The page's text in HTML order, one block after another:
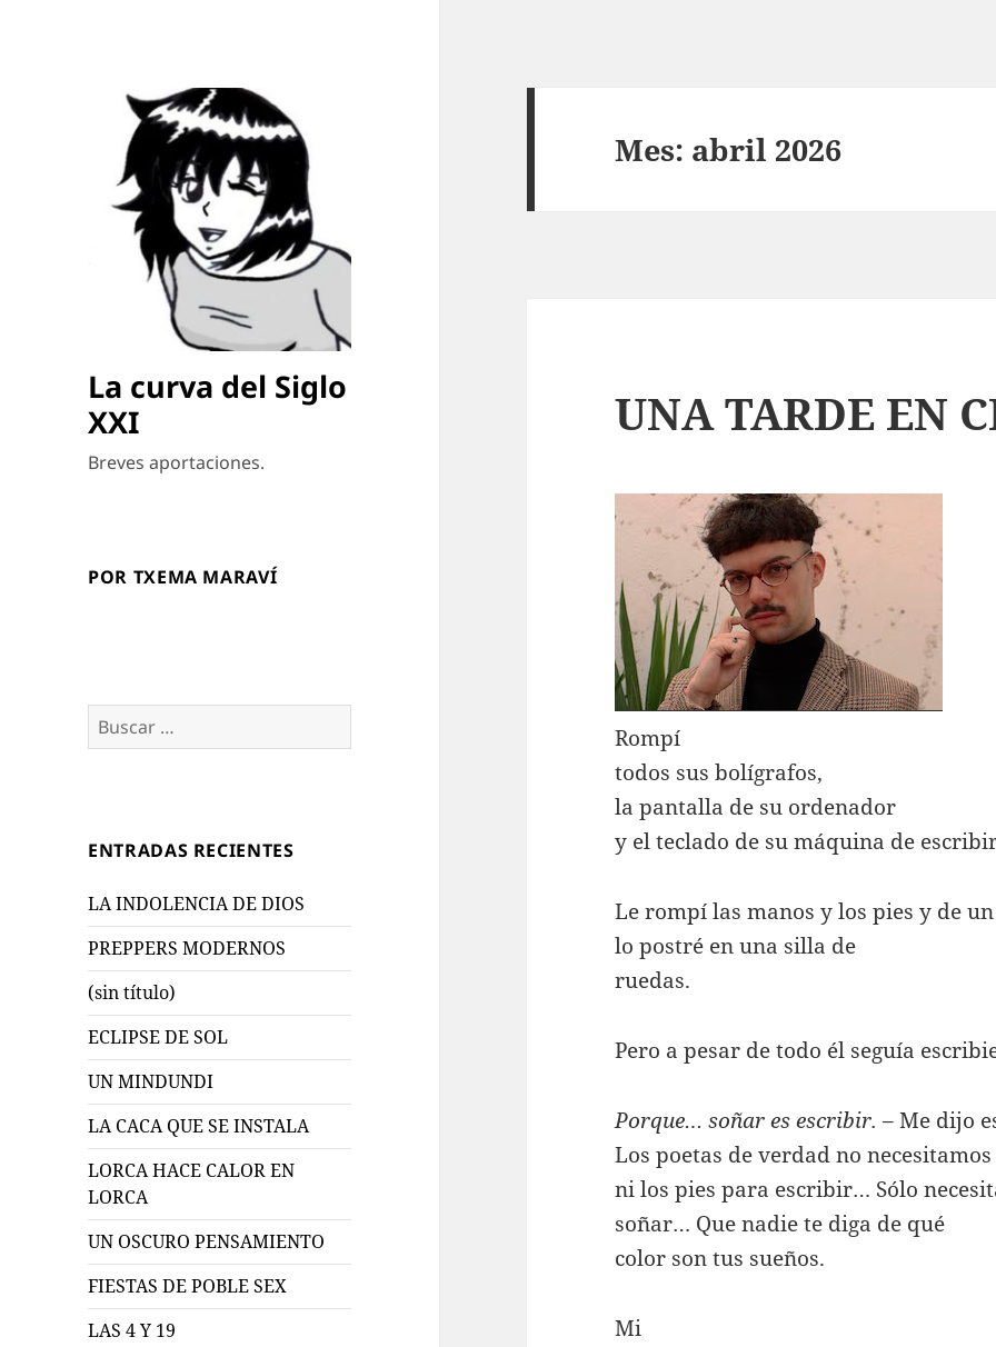
La curva del Siglo
XXI
Breves aportaciones.
POR TXEMA MARAVÍ
Buscar:
ENTRADAS RECIENTES
LA INDOLENCIA DE DIOS
PREPPERS MODERNOS
(sin título)
ECLIPSE DE SOL
UN MINDUNDI
LA CACA QUE SE INSTALA
LORCA HACE CALOR EN
LORCA
UN OSCURO PENSAMIENTO
FIESTAS DE POBLE SEX
LAS 4 Y 19
Mes: abril 2026
UNA TARDE EN
Rompí
todos sus bolígrafos,
la pantalla de su ordenador
y el teclado de su máquina de
Le rompí las manos y los pies y de
lo postré en una silla de
ruedas.
Pero a pesar de todo él seguía
Porque… soñar es escribir. – Me dijo
Los poetas de verdad no
ni los pies para escribir… Sólo
soñar… Que nadie te diga de qué
color son tus sueños.
Mi